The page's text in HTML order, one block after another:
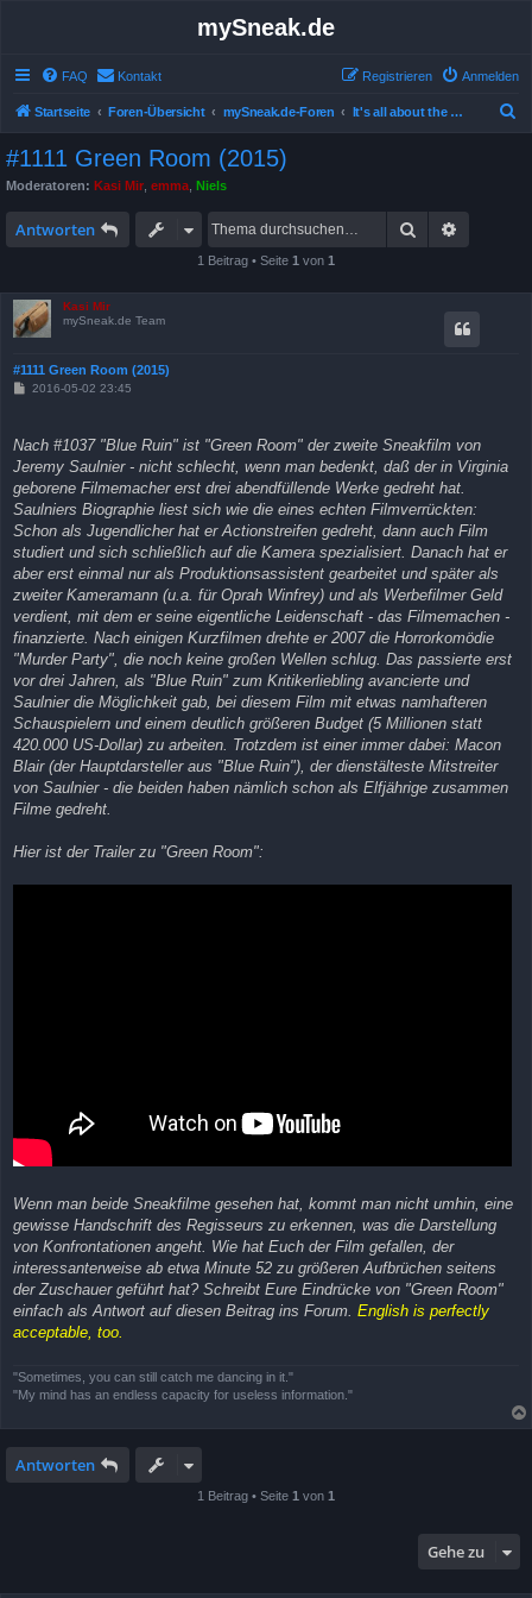
mySneak.de
FAQ Kontakt Anmelden
Registrieren
Startseite Foren-Übersicht mySneak.de-Foren It's all about the movies!
#1111 Green Room (2015)
Moderatoren: Kasi Mir emma Niels
Antworten Suche
1 Beitrag • Seite 1 von 1
Kasi Mir
mySneak.de Team
#1111 Green Room (2015)
B
r
g
2016-05-02 23:45
Nach #1037 "Blue Ruin" ist "Green Room" der zweite Sneakfilm von
Jeremy Saulnier - nicht schlecht, wenn man bedenkt, daß der in Virginia
geborene Filmemacher erst drei abendfüllende Werke gedreht hat.
Saulniers Biographie liest sich wie die eines echten Filmverrückten:
Schon als Jugendlicher hat er Actionstreifen gedreht, dann auch Film
studiert und sich schließlich auf die Kamera spezialisiert. Danach hat er
aber erst einmal nur als Produktionsassistent gearbeitet und später als
zweiter Kameramann (u.a. für Oprah Winfrey) und als Werbefilmer Geld
verdient, mit dem er seine eigentliche Leidenschaft - das Filmemachen -
finanzierte. Nach einigen Kurzfilmen drehte er 2007 die Horrorkomödie
"Murder Party", die noch keine großen Wellen schlug. Das passierte erst
vor drei Jahren, als "Blue Ruin" zum Kritikerliebling avancierte und
Saulnier die Möglichkeit gab, bei diesem Film mit etwas namhafteren
Schauspielern und einem deutlich größeren Budget (5 Millionen statt
420.000 US-Dollar) zu arbeiten. Trotzdem ist einer immer dabei: Macon
Blair (der Hauptdarsteller aus "Blue Ruin"), der dienstälteste Mitstreiter
von Saulnier - die beiden haben nämlich schon als Elfjährige zusammen
Filme gedreht.
Hier ist der Trailer zu "Green Room":
Wenn man beide Sneakfilme gesehen hat, kommt man nicht umhin, eine
gewisse Handschrift des Regisseurs zu erkennen, was die Darstellung
von Konfrontationen angeht. Wie hat Euch der Film gefallen, der
interessanterweise ab etwa Minute 52 zu größeren Aufbrüchen seitens
der Zuschauer geführt hat? Schreibt Eure Eindrücke von "Green Room"
einfach als Antwort auf diesen Beitrag ins Forum. English is perfectly
acceptable, too.
"Sometimes, you can still catch me dancing in it."
"My mind has an endless capacity for useless information."
Antworten
1 Beitrag • Seite 1 von 1
Gehe zu